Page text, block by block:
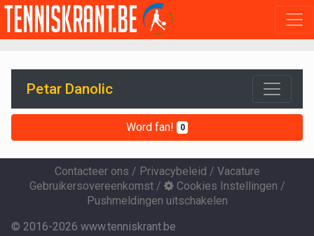
Petar Danolic
Word fan! 0
Contacteer ons / Privacybeleid / Vacature
Gebruikersovereenkomst/ Cookies Instellingen /
Pushmeldingen uitschakelen
© 2016-2026 www.tenniskrant.be